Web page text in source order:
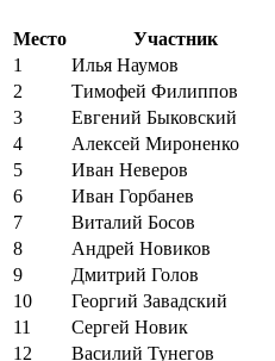
Место Участник
1
Илья Наумов
2
Тимофей Филиппов
3
Евгений Быковский
4
Алексей Мироненко
5
Иван Неверов
6
Иван Горбанев
7
Виталий Босов
8
Андрей Новиков
9
Дмитрий Голов
10
Георгий Завадский
11
Сергей Новик
12
Василий Тунегов